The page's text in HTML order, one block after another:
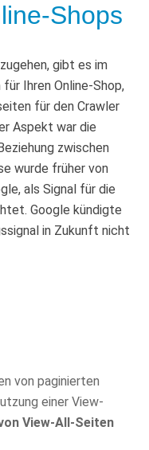
Shops
gibt es im
Ihren Online-Shop,
für den Crawler
Aspekt war die
zwischen
wurde früher von
als Signal für die
Google kündigte
in Zukunft nicht
von paginierten
einer View-
View-All-Seiten